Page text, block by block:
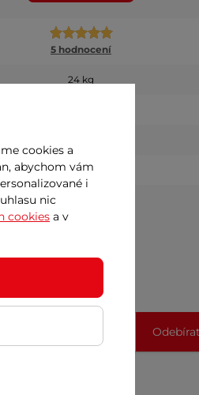
5 hodnocení
24 kg
Litina
Odebírat
cookies a
abychom vám
i
nic
cookies a v